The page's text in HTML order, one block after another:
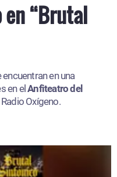
“Brutal
encuentran en una
en elAnfiteatro del
Oxígeno.